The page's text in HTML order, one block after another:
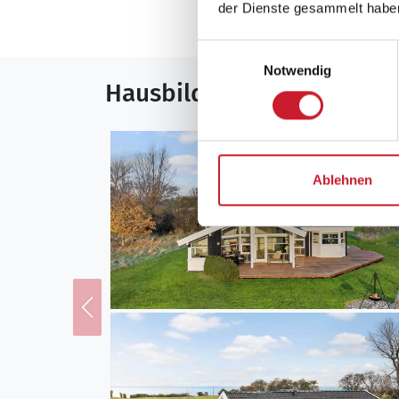
der Dienste gesammelt
Notwendig
Ablehnen
Mehr anzeigen
Hausbilder